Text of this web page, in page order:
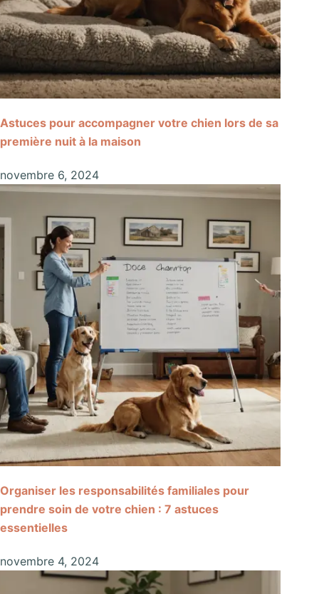
Astuces pour accompagner votre chien lors de sa
première nuit à la maison
novembre 6, 2024
Organiser les responsabilités familiales pour
prendre soin de votre chien : 7 astuces
essentielles
novembre 4, 2024